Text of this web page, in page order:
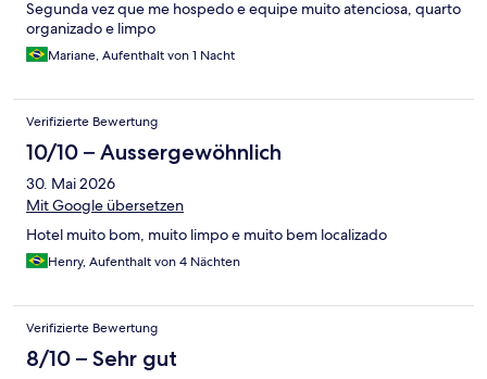
Segunda vez que me hospedo e equipe muito atenciosa, quarto
organizado e limpo
Mariane, Aufenthalt von 1 Nacht
Verifizierte Bewertung
10/10 – Aussergewöhnlich
30. Mai 2026
Mit Google übersetzen
Hotel muito bom, muito limpo e muito bem localizado
Henry, Aufenthalt von 4 Nächten
Verifizierte Bewertung
8/10 – Sehr gut